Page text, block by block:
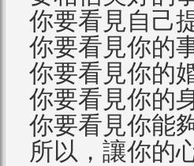
你要看見自己
你要看見你的
你要看見你的
你要看見你的
你要看見你能
所以，讓你的